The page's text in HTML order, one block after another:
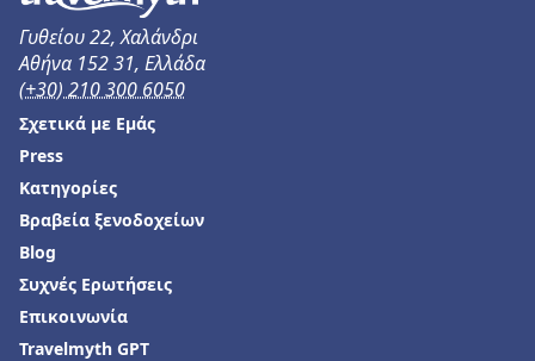
Ξενοδοχεία στους Πεύκους
Ξενοδοχεία στην Παλαιά Επίδαυρο
Ξενοδοχεία στη Σάμο
Ξενοδοχεία στο Μόναχο
Ξενοδοχεία στη Λέσβο
Ξενοδοχεία στο Σιδηρόκαστρο
Ξενοδοχεία σε Αγόριανη
Ξενοδοχεία στα Σπάτα
Ξενοδοχεία σε Τύρναβος
Γυθείου 22, Χαλάνδρι
Αθήνα 152 31, Ελλάδα
(+30) 210 300 6050
Σχετικά με Εμάς
Press
Κατηγορίες
Βραβεία ξενοδοχείων
Blog
Συχνές Ερωτήσεις
Επικοινωνία
Travelmyth GPT